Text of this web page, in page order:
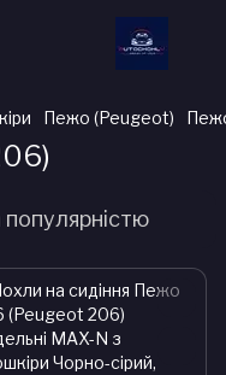
Пежо (Peugeot)
популярністю